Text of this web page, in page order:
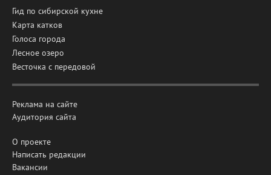
Гид по сибирской кухне
Карта катков
Голоса города
Лесное озеро
Весточка с передовой
Реклама на сайте
Аудитория сайта
О проекте
Написать редакции
Вакансии